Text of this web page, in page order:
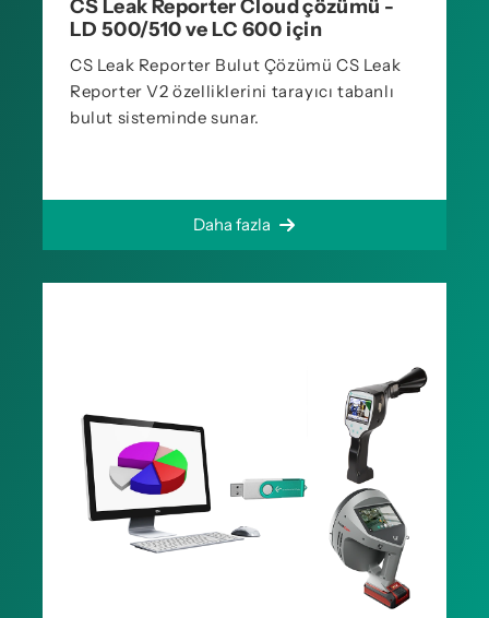
CS Leak Reporter Cloud çözümü -
LD 500/510 ve LC 600 için
CS Leak Reporter Bulut Çözümü CS Leak
Reporter V2 özelliklerini tarayıcı tabanlı
bulut sisteminde sunar.
Daha fazla